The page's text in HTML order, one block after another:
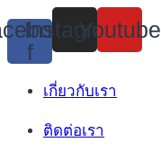
Skip
to
content
f
Instagram
Youtube
เกี่ยวกับเรา
ติดต่อเรา